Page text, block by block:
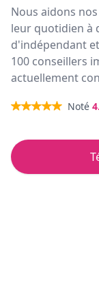
Nous aidons
leur quotidien à
d'indépendant
100 conseillers
actuellement
Noté